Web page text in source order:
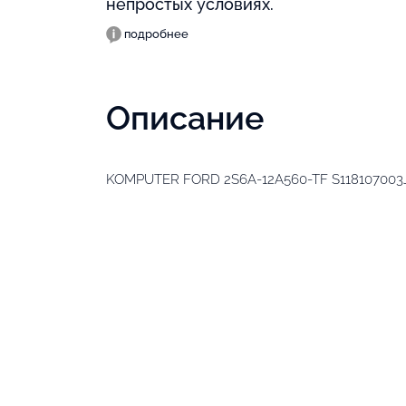
непростых условиях.
подробнее
Описание
KOMPUTER FORD 2S6A-12A560-TF